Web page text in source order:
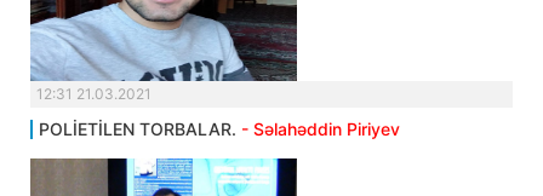
12:31 21.03.2021
POLİETİLEN TORBALAR. - Səlahəddin Piriyev